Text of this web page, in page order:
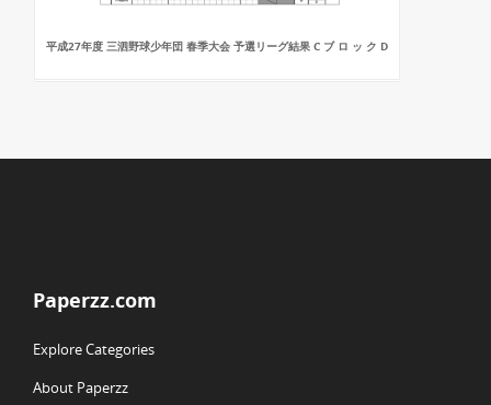
平成27年度 三泗野球少年団 春季大会 予選リーグ結果 C ブ ロ ッ ク D
Paperzz.com
Explore Categories
About Paperzz